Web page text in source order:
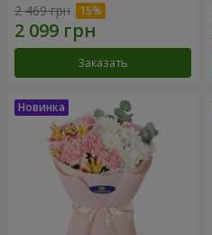
2 469 грн
Заказать